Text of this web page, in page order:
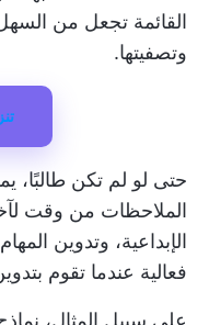
القائمة تجعل من
وتصفيتها.
حتى لو لم تكن طالبًا،
الملاحظات من وقت
الإبداعية، وتدوين
فعالية عندما تقوم
على سبيل المثال،